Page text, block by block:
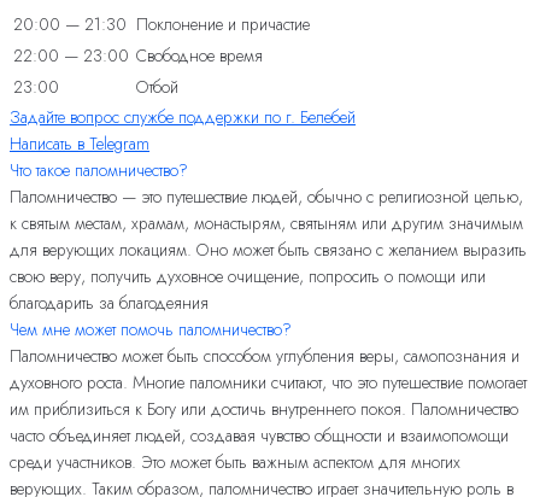
20:00 — 21:30 Поклонение и причастие
22:00 — 23:00 Свободное время
23:00
Отбой
Задайте вопрос службе поддержки по г. Белебей
Написать в Telegram
Что такое паломничество?
Паломничество — это путешествие людей, обычно с религиозной целью,
к святым местам, храмам, монастырям, святыням или другим значимым
для верующих локациям. Оно может быть связано с желанием выразить
свою веру, получить духовное очищение, попросить о помощи или
благодарить за благодеяния
Чем мне может помочь паломничество?
Паломничество может быть способом углубления веры, самопознания и
духовного роста. Многие паломники считают, что это путешествие помогает
им приблизиться к Богу или достичь внутреннего покоя. Паломничество
часто объединяет людей, создавая чувство общности и взаимопомощи
среди участников. Это может быть важным аспектом для многих
верующих. Таким образом, паломничество играет значительную роль в